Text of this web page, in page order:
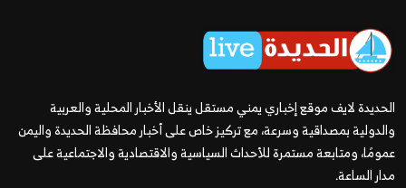
الحديدة لايف موقع إخباري يمني مستقل ينقل الأخبار المحلية والعربية
والدولية بمصداقية وسرعة، مع تركيز خاص على أخبار محافظة الحديدة واليمن
عمومًا، ومتابعة مستمرة للأحداث السياسية والاقتصادية والاجتماعية على
مدار الساعة.